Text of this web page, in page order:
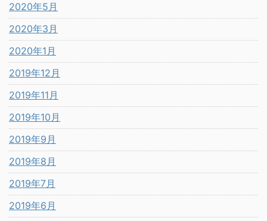
2020年5月
2020年3月
2020年1月
2019年12月
2019年11月
2019年10月
2019年9月
2019年8月
2019年7月
2019年6月